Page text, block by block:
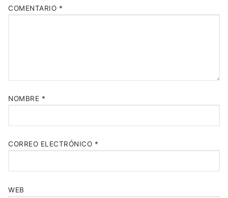
COMENTARIO *
NOMBRE *
CORREO ELECTRÓNICO *
WEB